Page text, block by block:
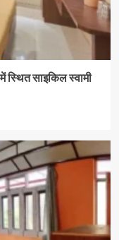
साइकिल स्वामी